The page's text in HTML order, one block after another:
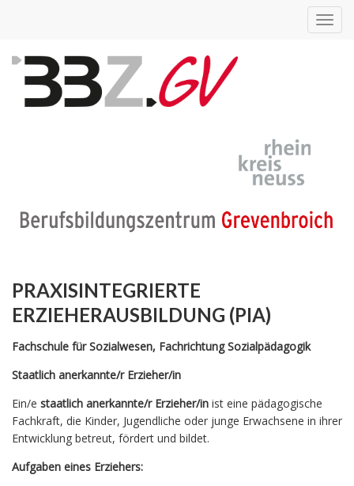
PRAXISINTEGRIERTE
ERZIEHERAUSBILDUNG (PIA)
Fachschule für Sozialwesen, Fachrichtung Sozialpädagogik
Staatlich anerkannte/r Erzieher/in
Ein/e staatlich anerkannte/r Erzieher/in ist eine pädagogische
Fachkraft, die Kinder, Jugendliche oder junge Erwachsene in ihrer
Entwicklung betreut, fördert und bildet.
Aufgaben eines Erziehers: